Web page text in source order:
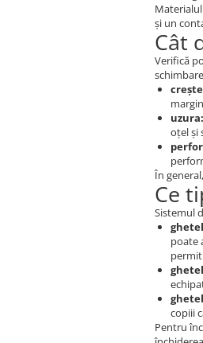
și un
Cât
Verifică
uzura:
oțel și
În
Ce
Sistemul
poate
copiii
Pentru